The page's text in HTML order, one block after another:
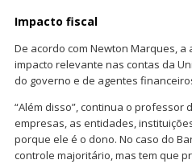
Impacto fiscal
De acordo com Newton Marques,
impacto relevante nas contas da
do governo e de agentes
“Além disso”, continua o
empresas, as entidades,
porque ele é o dono. No caso do
controle majoritário, mas tem que